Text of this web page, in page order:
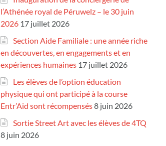
l’Athénée royal de Péruwelz – le 30 juin
2026 17 juillet 2026
Section Aide Familiale : une année riche
en découvertes, en engagements et en
expériences humaines 17 juillet 2026
Les élèves de l’option éducation
physique qui ont participé à la course
Entr’Aid sont récompensés8 juin 2026
Sortie Street Art avec les élèves de 4TQ
8 juin 2026